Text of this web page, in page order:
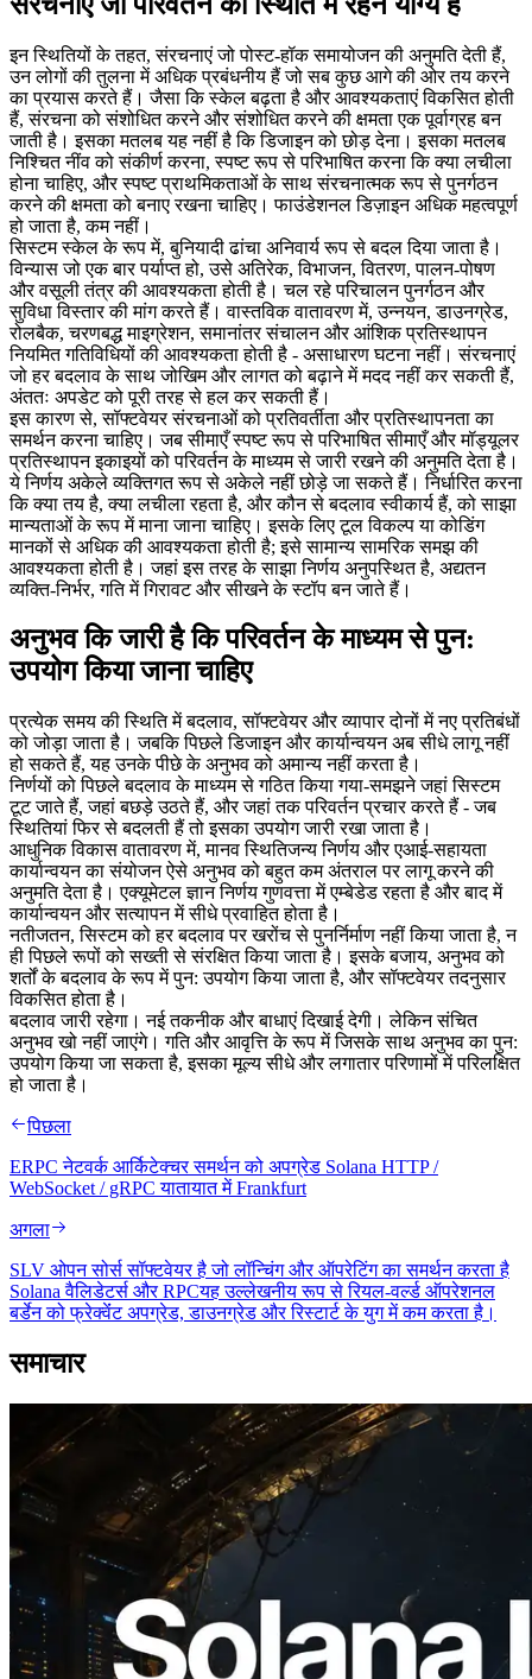
इन स्थितियों के तहत, संरचनाएं जो पोस्ट-हॉक समायोजन की अनुमति देती हैं,
उन लोगों की तुलना में अधिक प्रबंधनीय हैं जो सब कुछ आगे की ओर तय करने
का प्रयास करते हैं। जैसा कि स्केल बढ़ता है और आवश्यकताएं विकसित होती
हैं, संरचना को संशोधित करने और संशोधित करने की क्षमता एक पूर्वाग्रह बन
जाती है। इसका मतलब यह नहीं है कि डिजाइन को छोड़ देना। इसका मतलब
निश्चित नींव को संकीर्ण करना, स्पष्ट रूप से परिभाषित करना कि क्या लचीला
होना चाहिए, और स्पष्ट प्राथमिकताओं के साथ संरचनात्मक रूप से पुनर्गठन
करने की क्षमता को बनाए रखना चाहिए। फाउंडेशनल डिज़ाइन अधिक महत्वपूर्ण
हो जाता है, कम नहीं।
सिस्टम स्केल के रूप में, बुनियादी ढांचा अनिवार्य रूप से बदल दिया जाता है।
विन्यास जो एक बार पर्याप्त हो, उसे अतिरेक, विभाजन, वितरण, पालन-पोषण
और वसूली तंत्र की आवश्यकता होती है। चल रहे परिचालन पुनर्गठन और
सुविधा विस्तार की मांग करते हैं। वास्तविक वातावरण में, उन्नयन, डाउनग्रेड,
रोलबैक, चरणबद्ध माइग्रेशन, समानांतर संचालन और आंशिक प्रतिस्थापन
नियमित गतिविधियों की आवश्यकता होती है - असाधारण घटना नहीं। संरचनाएं
जो हर बदलाव के साथ जोखिम और लागत को बढ़ाने में मदद नहीं कर सकती हैं,
अंततः अपडेट को पूरी तरह से हल कर सकती हैं।
इस कारण से, सॉफ्टवेयर संरचनाओं को प्रतिवर्तीता और प्रतिस्थापनता का
समर्थन करना चाहिए। जब सीमाएँ स्पष्ट रूप से परिभाषित सीमाएँ और मॉड्यूलर
प्रतिस्थापन इकाइयों को परिवर्तन के माध्यम से जारी रखने की अनुमति देता है।
ये निर्णय अकेले व्यक्तिगत रूप से अकेले नहीं छोड़े जा सकते हैं। निर्धारित करना
कि क्या तय है, क्या लचीला रहता है, और कौन से बदलाव स्वीकार्य हैं, को साझा
मान्यताओं के रूप में माना जाना चाहिए। इसके लिए टूल विकल्प या कोडिंग
मानकों से अधिक की आवश्यकता होती है; इसे सामान्य सामरिक समझ की
आवश्यकता होती है। जहां इस तरह के साझा निर्णय अनुपस्थित है, अद्यतन
व्यक्ति-निर्भर, गति में गिरावट और सीखने के स्टॉप बन जाते हैं।
अनुभव कि जारी है कि परिवर्तन के माध्यम से पुन:
उपयोग किया जाना चाहिए
प्रत्येक समय की स्थिति में बदलाव, सॉफ्टवेयर और व्यापार दोनों में नए प्रतिबंधों
को जोड़ा जाता है। जबकि पिछले डिजाइन और कार्यान्वयन अब सीधे लागू नहीं
हो सकते हैं, यह उनके पीछे के अनुभव को अमान्य नहीं करता है।
निर्णयों को पिछले बदलाव के माध्यम से गठित किया गया-समझने जहां सिस्टम
टूट जाते हैं, जहां बछड़े उठते हैं, और जहां तक परिवर्तन प्रचार करते हैं - जब
स्थितियां फिर से बदलती हैं तो इसका उपयोग जारी रखा जाता है।
आधुनिक विकास वातावरण में, मानव स्थितिजन्य निर्णय और एआई-सहायता
कार्यान्वयन का संयोजन ऐसे अनुभव को बहुत कम अंतराल पर लागू करने की
अनुमति देता है। एक्यूमेटल ज्ञान निर्णय गुणवत्ता में एम्बेडेड रहता है और बाद में
कार्यान्वयन और सत्यापन में सीधे प्रवाहित होता है।
नतीजतन, सिस्टम को हर बदलाव पर खरोंच से पुनर्निर्माण नहीं किया जाता है, न
ही पिछले रूपों को सख्ती से संरक्षित किया जाता है। इसके बजाय, अनुभव को
शर्तों के बदलाव के रूप में पुन: उपयोग किया जाता है, और सॉफ्टवेयर तदनुसार
विकसित होता है।
बदलाव जारी रहेगा। नई तकनीक और बाधाएं दिखाई देगी। लेकिन संचित
अनुभव खो नहीं जाएंगे। गति और आवृत्ति के रूप में जिसके साथ अनुभव का पुन:
उपयोग किया जा सकता है, इसका मूल्य सीधे और लगातार परिणामों में परिलक्षित
हो जाता है।
पिछला
ERPC नेटवर्क आर्किटेक्चर समर्थन को अपग्रेड Solana HTTP /
WebSocket / gRPC यातायात में Frankfurt
अगला
SLV ओपन सोर्स सॉफ्टवेयर है जो लॉन्चिंग और ऑपरेटिंग का समर्थन करता है
Solana वैलिडेटर्स और RPCयह उल्लेखनीय रूप से रियल-वर्ल्ड ऑपरेशनल
बर्डेन को फ्रेक्वेंंट अपग्रेड, डाउनग्रेड और रिस्टार्ट के युग में कम करता है।
समाचार